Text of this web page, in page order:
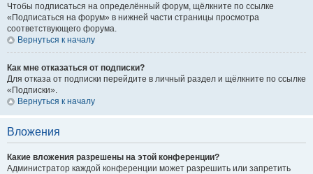
Чтобы подписаться на определённый форум, щёлкните по ссылке
«Подписаться на форум» в нижней части страницы просмотра
соответствующего форума.
Вернуться к началу
Как мне отказаться от подписки?
Для отказа от подписки перейдите в личный раздел и щёлкните по ссылке
«Подписки».
Вернуться к началу
Вложения
Какие вложения разрешены на этой конференции?
Администратор каждой конференции может разрешить или запретить